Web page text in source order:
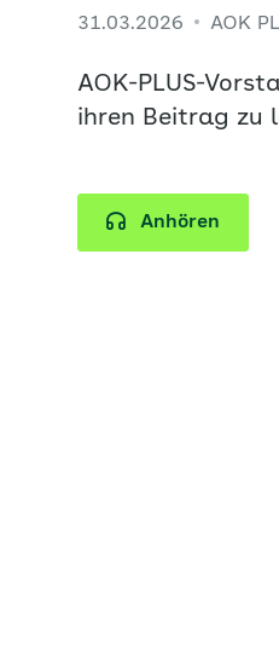
31.03.2026 AOK
AOK-PLUS-
ihren Beitrag zu
Anhören